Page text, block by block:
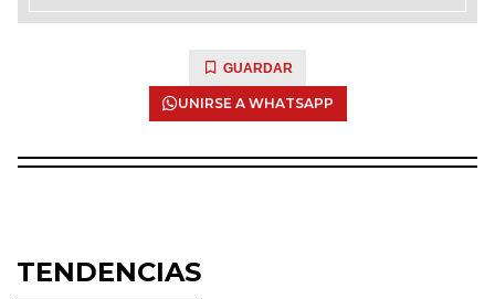
GUARDAR
UNIRSE A WHATSAPP
TENDENCIAS